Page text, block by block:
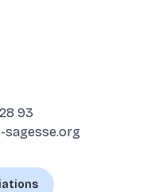
93
sagesse.org